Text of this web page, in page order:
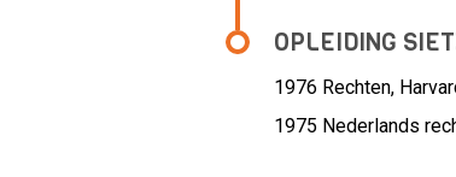
OPLEIDING
1976 Rechten,
1975 Nederlands